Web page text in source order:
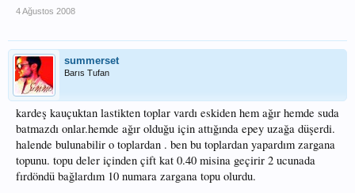
4 Ağustos 2008
summerset
Barıs Tufan
kardeş kauçuktan lastikten toplar vardı eskiden hem ağır hemde suda
batmazdı onlar.hemde ağır olduğu için attığında epey uzağa düşerdi.
halende bulunabilir o toplardan . ben bu toplardan yapardım zargana
topunu. topu deler içinden çift kat 0.40 misina geçirir 2 ucunada
fırdöndü bağlardım 10 numara zargana topu olurdu.